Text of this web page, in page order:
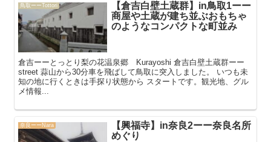
鳥取ーーTottori
【倉吉白壁土蔵群】in鳥取1ーー
商屋や土蔵が建ち並ぶおもちゃ
のようなコンパクトな町並み
倉吉ーーとっとり梨の花温泉郷 Kurayoshi 倉吉白壁土蔵群ーー
street 蒜山から30分車を飛ばして鳥取に突入しました。 いつも未
知の地に行くときは手探り状態から スタートです。観光地、グル
メ情報...
奈良ーーNara
【興福寺】in奈良2ーー奈良名所
めぐり